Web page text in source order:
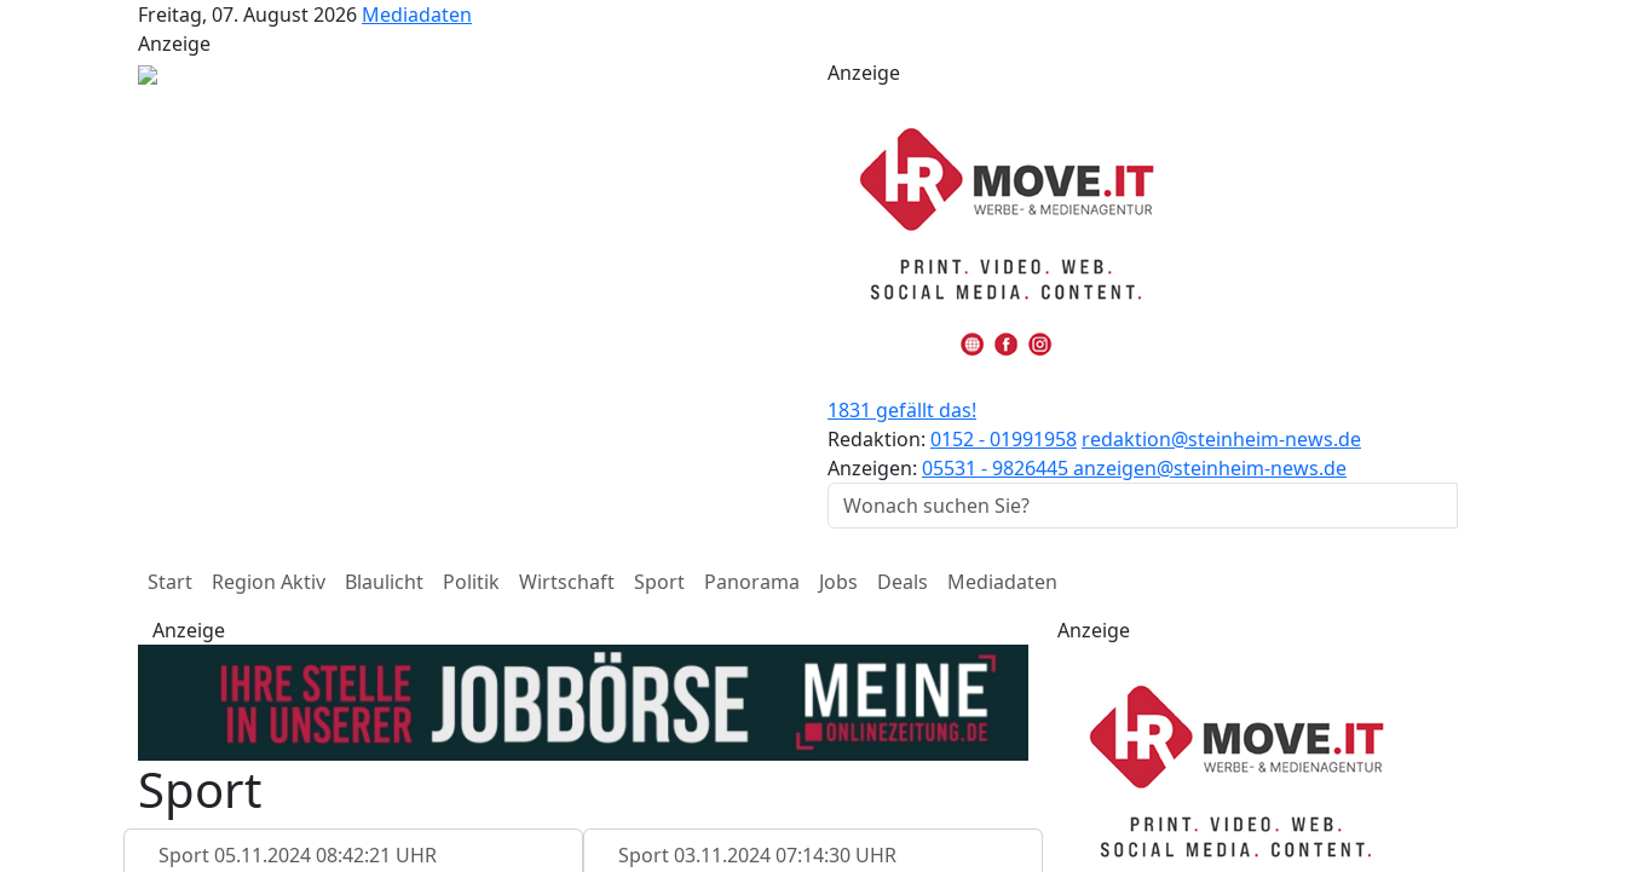
Freitag, 07. August 2026 Mediadaten
Anzeige
Anzeige
1831 gefällt das!
Redaktion: 0152 - 01991958 redaktion@steinheim-news.de
Anzeigen: 05531 - 9826445anzeigen@steinheim-news.de
Start Region Aktiv Blaulicht Politik Wirtschaft Sport Panorama Jobs Deals
Mediadaten
Anzeige
Sport
Sport05.11.2024 08:42:21 UHR Sport03.11.2024 07:14:30 UHR
Anzeige